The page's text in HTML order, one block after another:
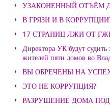
УЗАКОНЕННЫЙ ОТЪЁМ
В ГРЯЗИ И В
17 СТРАНИЦ ЛЖИ ОТ
Директора УК будут
жителей пяти домов во
ВЫ ОБРЕЧЕНЫ НА
ЭТО НЕ КОРРУПЦИЯ?
РАЗРУШЕНИЕ ДОМА